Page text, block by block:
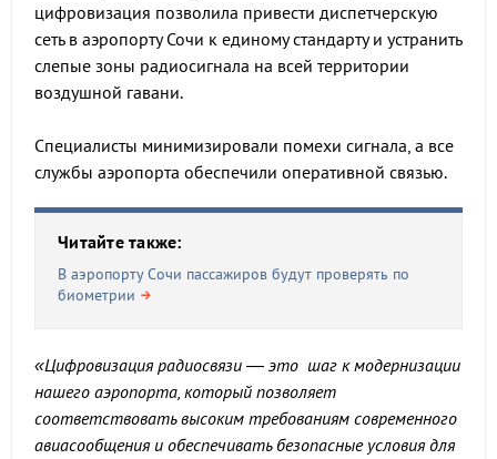
цифровизация позволила привести диспетчерскую
сеть в аэропорту Сочи к единому стандарту и устранить
слепые зоны радиосигнала на всей территории
воздушной гавани.
Специалисты минимизировали помехи сигнала, а все
службы аэропорта обеспечили оперативной связью.
Читайте также:
В аэропорту Сочи пассажиров будут проверять по
биометрии
«Цифровизация радиосвязи — это шаг к модернизации
нашего аэропорта, который позволяет
соответствовать высоким требованиям современного
авиасообщения и обеспечивать безопасные условия для